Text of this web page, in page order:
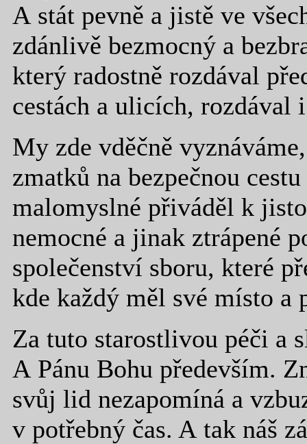
A stát pevně a jistě ve
zdánlivě bezmocný a
který radostně rozdával
cestách a ulicích,
My zde vděčně
zmatků na bezpečnou
malomyslné přiváděl k
nemocné a jinak ztrápené
společenství sboru, které
kde každý měl své místo a
Za tuto starostlivou péči a
A Pánu Bohu především.
svůj lid nezapomíná a
v potřebný čas. A tak náš